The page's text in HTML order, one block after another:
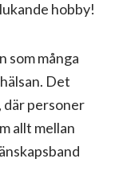
hobby!
som många
Det
där personer
allt mellan